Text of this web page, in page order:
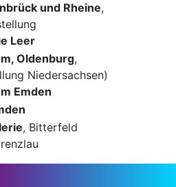
und Rheine,
Leer
Oldenburg,
Niedersachsen)
Emden
, Bitterfeld